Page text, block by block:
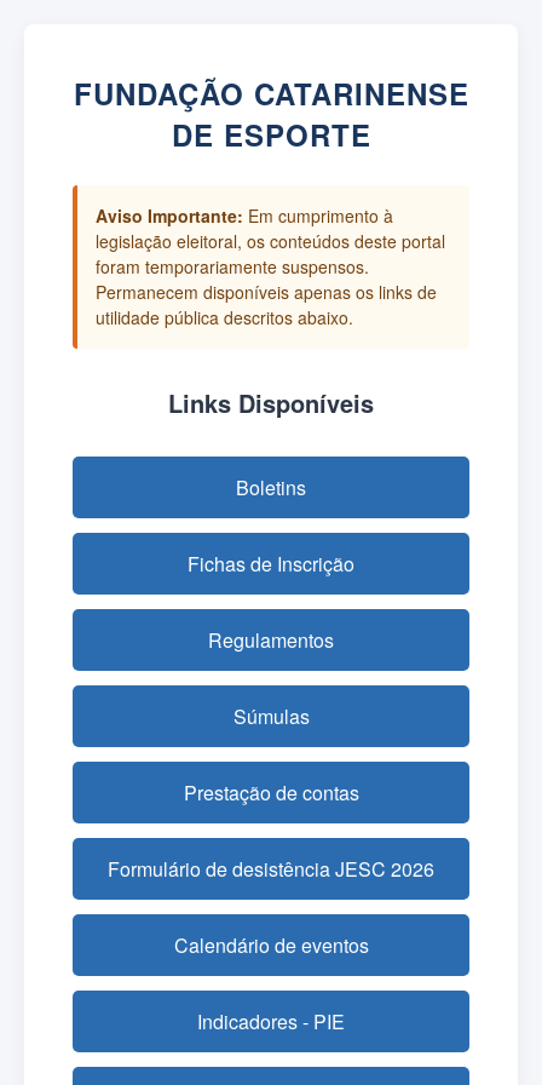
FUNDAÇÃO CATARINENSE
DE ESPORTE
Aviso Importante: Em cumprimento à
legislação eleitoral, os conteúdos deste portal
foram temporariamente suspensos.
Permanecem disponíveis apenas os links de
utilidade pública descritos abaixo.
Links Disponíveis
Boletins
Fichas de Inscrição
Regulamentos
Súmulas
Prestação de contas
Formulário de desistência JESC 2026
Calendário de eventos
Indicadores - PIE